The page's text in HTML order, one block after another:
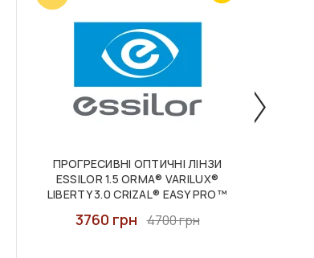
ПРОГРЕСИВНІ ОПТИЧНІ ЛІНЗИ
ESSILOR 1.5 ORMA® VARILUX®
LIBERTY 3.0 CRIZAL® EASY PRO™
3760 грн 4700 грн